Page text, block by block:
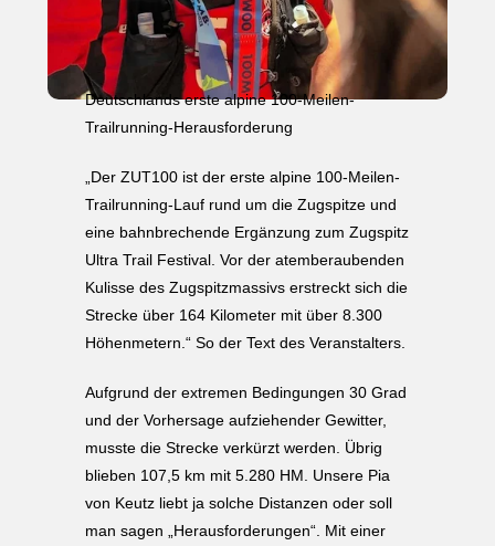
Deutschlands erste alpine 100-Meilen-
Trailrunning-Herausforderung
„Der ZUT100 ist der erste alpine 100-Meilen-
Trailrunning-Lauf rund um die Zugspitze und
eine bahnbrechende Ergänzung zum Zugspitz
Ultra Trail Festival. Vor der atemberaubenden
Kulisse des Zugspitzmassivs erstreckt sich die
Strecke über 164 Kilometer mit über 8.300
Höhenmetern.“ So der Text des Veranstalters.
Aufgrund der extremen Bedingungen 30 Grad
und der Vorhersage aufziehender Gewitter,
musste die Strecke verkürzt werden. Übrig
blieben 107,5 km mit 5.280 HM. Unsere Pia
von Keutz liebt ja solche Distanzen oder soll
man sagen „Herausforderungen“. Mit einer